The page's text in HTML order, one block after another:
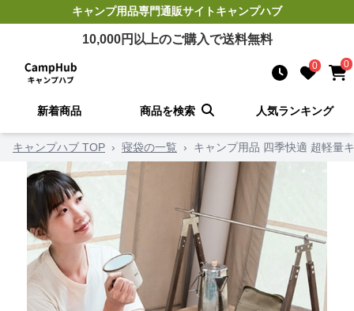
キャンプ用品専門通販サイトキャンプハブ
10,000円以上のご購入で送料無料
0 0
新着商品 商品を検索 人気ランキング
キャンプハブ TOP › 寝袋の一覧 › キャンプ用品 四季快適 超軽量